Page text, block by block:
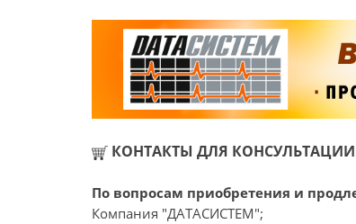
КОНТАКТЫ ДЛЯ КОНСУЛЬТАЦИИ
По вопросам приобретения и
Компания "ДАТАСИСТЕМ";